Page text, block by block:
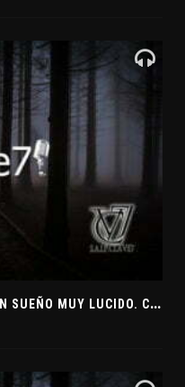
E
L EVANGELIO DE SAN PEDRO. UN SUEÑO MUY LUCIDO. CLAVE7 NEWS ¿PREPARADOS PARA UNA VISITA EXTRATERRESTRE?